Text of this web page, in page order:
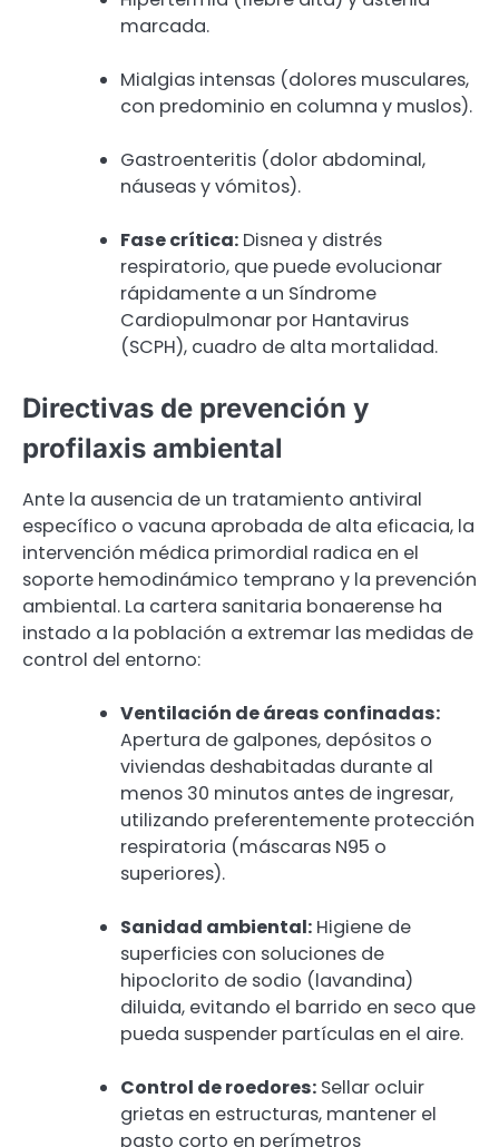
marcada.
Mialgias intensas (dolores musculares,
con predominio en columna y muslos).
Gastroenteritis (dolor abdominal,
náuseas y vómitos).
Fase crítica: Disnea y distrés
respiratorio, que puede evolucionar
rápidamente a un Síndrome
Cardiopulmonar por Hantavirus
(SCPH), cuadro de alta mortalidad.
Directivas de prevención y
profilaxis ambiental
Ante la ausencia de un tratamiento antiviral
específico o vacuna aprobada de alta eficacia, la
intervención médica primordial radica en el
soporte hemodinámico temprano y la prevención
ambiental. La cartera sanitaria bonaerense ha
instado a la población a extremar las medidas de
control del entorno:
Ventilación de áreas confinadas:
Apertura de galpones, depósitos o
viviendas deshabitadas durante al
menos 30 minutos antes de ingresar,
utilizando preferentemente protección
respiratoria (máscaras N95 o
superiores).
Sanidad ambiental: Higiene de
superficies con soluciones de
hipoclorito de sodio (lavandina)
diluida, evitando el barrido en seco que
pueda suspender partículas en el aire.
Control de roedores: Sellar ocluir
grietas en estructuras, mantener el
pasto corto en perímetros